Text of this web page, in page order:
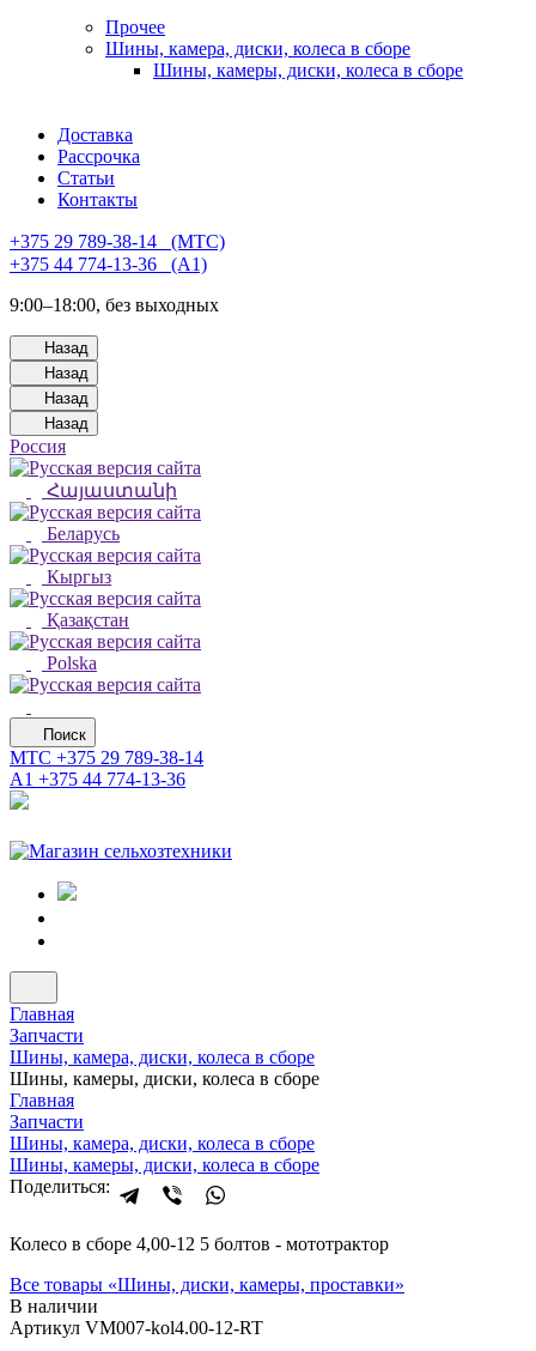
Прочее
Шины, камера, диски, колеса в сборе
Шины, камеры, диски, колеса в сборе
Доставка
Рассрочка
Статьи
Контакты
+375 29 789-38-14⠀(МТС)
+375 44 774-13-36⠀(А1)
9:00–18:00, без выходных
Назад
Назад
Назад
Назад
Россия
Հայաստանի
Беларусь
Кыргыз
Қазақстан
Polska
Поиск
МТС +375 29 789-38-14
А1 +375 44 774-13-36
Главная
Запчасти
Шины, камера, диски, колеса в сборе
Шины, камеры, диски, колеса в сборе
Главная
Запчасти
Шины, камера, диски, колеса в сборе
Шины, камеры, диски, колеса в сборе
Поделиться:
Колесо в сборе 4,00-12 5 болтов - мототрактор
Все товары «Шины, диски, камеры, проставки»
В наличии
Артикул VM007-kol4.00-12-RT